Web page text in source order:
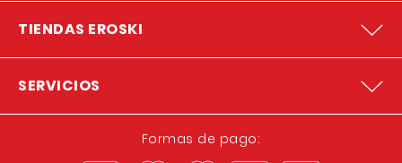
TIENDAS EROSKI
SERVICIOS
Formas de pago: